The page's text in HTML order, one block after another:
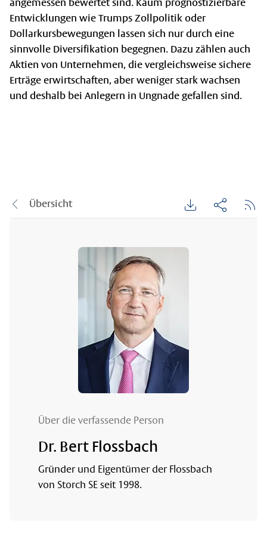
angemessen bewertet sind. Kaum prognostizierbare
Entwicklungen wie Trumps Zollpolitik oder
Dollarkursbewegungen lassen sich nur durch eine
sinnvolle Diversifikation begegnen. Dazu zählen auch
Aktien von Unternehmen, die vergleichsweise sichere
Erträge erwirtschaften, aber weniger stark wachsen
und deshalb bei Anlegern in Ungnade gefallen sind.
Übersicht
Über die verfassende Person
Dr. Bert Flossbach
Gründer und Eigentümer der Flossbach
von Storch SE seit 1998.